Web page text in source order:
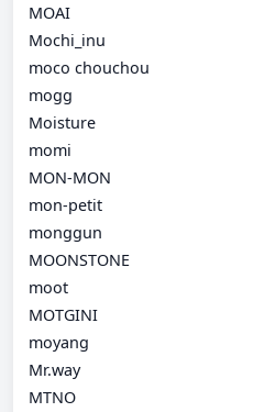
MOAI
Mochi_inu
moco chouchou
mogg
Moisture
momi
MON-MON
mon-petit
monggun
MOONSTONE
moot
MOTGINI
moyang
Mr.way
MTNO